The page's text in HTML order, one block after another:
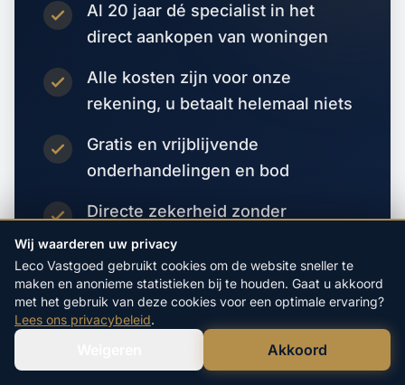
Al 20 jaar dé specialist in het
direct aankopen van woningen
Alle kosten zijn voor onze
rekening, u betaalt helemaal niets
Gratis en vrijblijvende
onderhandelingen en bod
Directe zekerheid zonder
verkoop- of
financieringsvoorbehoud
Vraag direct een bod aan
Bel Ons Direct
Wij waarderen uw privacy
Leco Vastgoed gebruikt cookies om de website sneller te
maken en anonieme statistieken bij te houden. Gaat u akkoord
met het gebruik van deze cookies voor een optimale ervaring?
Lees ons privacybeleid.
Akkoord